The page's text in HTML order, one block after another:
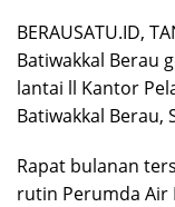
BERAUSATU.ID,
Batiwakkal Berau
lantai ll Kantor
Batiwakkal Berau,
Rapat bulanan
rutin Perumda Air